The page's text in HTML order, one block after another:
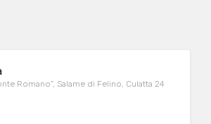
Romano”, Salame di Felino, Culatta 24